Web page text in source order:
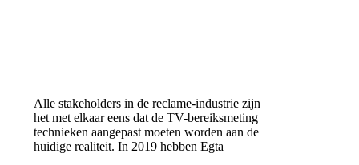
Alle stakeholders in de reclame-industrie zijn
het met elkaar eens dat de TV-bereiksmeting
technieken aangepast moeten worden aan de
huidige realiteit. In 2019 hebben Egta